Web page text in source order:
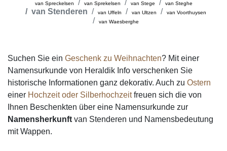
van Spreckelsen van Sprekelsen van Stege van Steghe
van Stenderen van Uffeln van Ultzen
van Voorthuysen
van Waesberghe
Suchen Sie ein Geschenk zu Weihnachten? Mit einer
Namensurkunde von Heraldik Info verschenken Sie
historische Informationen ganz dekorativ. Auch zu Ostern
einer Hochzeit oder Silberhochzeitfreuen sich die von
Ihnen Beschenkten über eine Namensurkunde zur
Namensherkunft van Stenderen und Namensbedeutung
mit Wappen.